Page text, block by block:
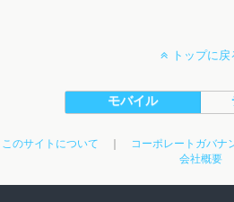
トップに戻
モバイル
このサイトについて コーポレートガバナ
会社概要